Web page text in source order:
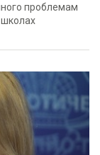
проблемам